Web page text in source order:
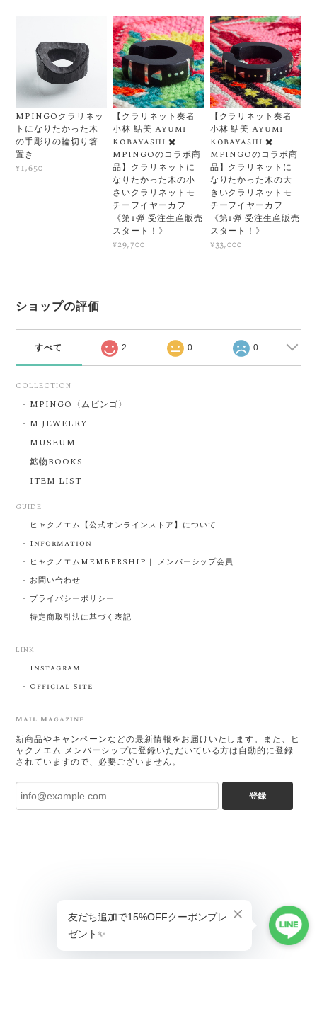
MPINGOクラリネッ
トになりたかった木
の手彫りの輪切り箸
置き
¥1,650
【クラリネット奏者
小林 鮎美 Ayumi
Kobayashi ✖️
MPINGOのコラボ商
品】クラリネットに
なりたかった木の小
さいクラリネットモ
チーフイヤーカフ
《第1弾 受注生産販売
スタート！》
¥29,700
【クラリネット奏者
小林 鮎美 Ayumi
Kobayashi ✖️
MPINGOのコラボ商
品】クラリネットに
なりたかった木の大
きいクラリネットモ
チーフイヤーカフ
《第1弾 受注生産販売
スタート！》
¥33,000
ショップの評価
すべて 2 0 0
COLLECTION
MPINGO〈ムピンゴ〉
M JEWELRY
MUSEUM
鉱物BOOKS
ITEM LIST
GUIDE
ヒャクノエム【公式オンラインストア】について
Information
ヒャクノエムMEMBERSHIP｜ メンバーシップ会員
お問い合わせ
プライバシーポリシー
特定商取引法に基づく表記
LINK
Instagram
Official Site
Mail Magazine
新商品やキャンペーンなどの最新情報をお届けいたします。また、ヒ
ャクノエム メンバーシップに登録いただいている方は自動的に登録
されていますので、必要ございません。
登録